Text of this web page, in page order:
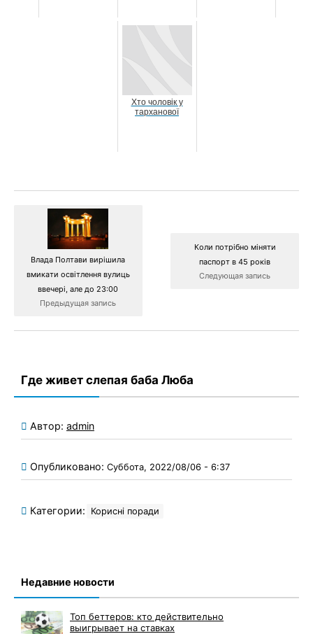
Хто чоловік у
тарханової
Влада Полтави вирішила
вмикати освітлення вулиць
ввечері, але до 23:00
Предыдущая запись
Коли потрібно міняти
паспорт в 45 років
Следующая запись
Где живет слепая баба Люба
Автор: admin
Опубликовано: Суббота, 2022/08/06 - 6:37
Категории: Корисні поради
Недавние новости
Топ беттеров: кто действительно
выигрывает на ставках